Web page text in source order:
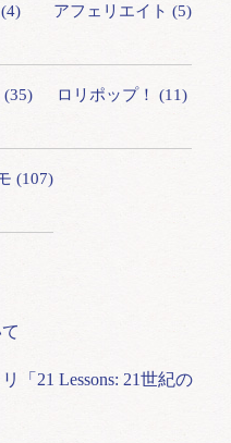
アフェリエイト (5)
(35) ロリポップ！ (11)
(107)
「21 Lessons: 21世紀の